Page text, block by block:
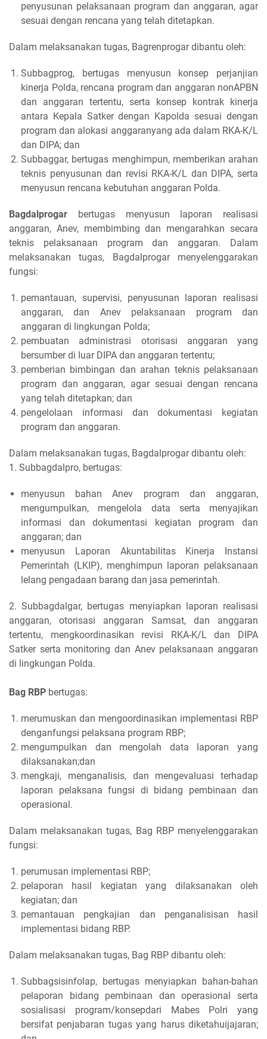
penyusunan pelaksanaan program dan anggaran, agar
sesuai dengan rencana yang telah ditetapkan.
Dalam melaksanakan tugas, Bagrenprogar dibantu oleh:
Subbagprog, bertugas menyusun konsep perjanjian
kinerja Polda, rencana program dan anggaran nonAPBN
dan anggaran tertentu, serta konsep kontrak kinerja
antara Kepala Satker dengan Kapolda sesuai dengan
program dan alokasi anggaranyang ada dalam RKA-K/L
dan DIPA; dan
Subbaggar, bertugas menghimpun, memberikan arahan
teknis penyusunan dan revisi RKA-K/L dan DIPA, serta
menyusun rencana kebutuhan anggaran Polda.
Bagdalprogar bertugas menyusun laporan realisasi
anggaran, Anev, membimbing dan mengarahkan secara
teknis pelaksanaan program dan anggaran. Dalam
melaksanakan tugas, Bagdalprogar menyelenggarakan
fungsi:
pemantauan, supervisi, penyusunan laporan realisasi
anggaran, dan Anev pelaksanaan program dan
anggaran di lingkungan Polda;
pembuatan administrasi otorisasi anggaran yang
bersumber di luar DIPA dan anggaran tertentu;
pemberian bimbingan dan arahan teknis pelaksanaan
program dan anggaran, agar sesuai dengan rencana
yang telah ditetapkan; dan
pengelolaan informasi dan dokumentasi kegiatan
program dan anggaran.
Dalam melaksanakan tugas, Bagdalprogar dibantu oleh:
1. Subbagdalpro, bertugas:
menyusun bahan Anev program dan anggaran,
mengumpulkan, mengelola data serta menyajikan
informasi dan dokumentasi kegiatan program dan
anggaran; dan
menyusun Laporan Akuntabilitas Kinerja Instansi
Pemerintah (LKIP), menghimpun laporan pelaksanaan
lelang pengadaan barang dan jasa pemerintah.
2. Subbagdalgar, bertugas menyiapkan laporan realisasi
anggaran, otorisasi anggaran Samsat, dan anggaran
tertentu, mengkoordinasikan revisi RKA-K/L dan DIPA
Satker serta monitoring dan Anev pelaksanaan anggaran
di lingkungan Polda.
Bag RBP bertugas:
merumuskan dan mengoordinasikan implementasi RBP
denganfungsi pelaksana program RBP;
mengumpulkan dan mengolah data laporan yang
dilaksanakan;dan
mengkaji, menganalisis, dan mengevaluasi terhadap
laporan pelaksana fungsi di bidang pembinaan dan
operasional.
Dalam melaksanakan tugas, Bag RBP menyelenggarakan
fungsi:
perumusan implementasi RBP;
pelaporan hasil kegiatan yang dilaksanakan oleh
kegiatan; dan
pemantauan pengkajian dan penganalisisan hasil
implementasi bidang RBP.
Dalam melaksanakan tugas, Bag RBP dibantu oleh:
Subbagsisinfolap, bertugas menyiapkan bahan-bahan
pelaporan bidang pembinaan dan operasional serta
sosialisasi program/konsepdari Mabes Polri yang
bersifat penjabaran tugas yang harus diketahuijajaran;